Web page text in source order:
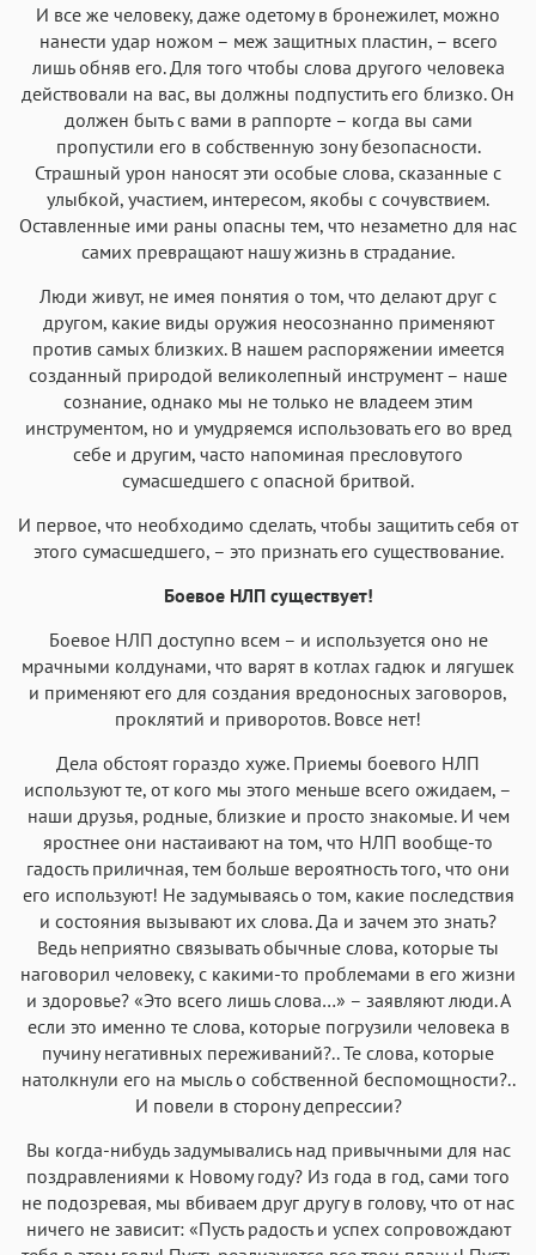
И все же человеку, даже одетому в бронежилет, можно
нанести удар ножом – меж защитных пластин, – всего
лишь обняв его. Для того чтобы слова другого человека
действовали на вас, вы должны подпустить его близко. Он
должен быть с вами в раппорте – когда вы сами
пропустили его в собственную зону безопасности.
Страшный урон наносят эти особые слова, сказанные с
улыбкой, участием, интересом, якобы с сочувствием.
Оставленные ими раны опасны тем, что незаметно для нас
самих превращают нашу жизнь в страдание.
Люди живут, не имея понятия о том, что делают друг с
другом, какие виды оружия неосознанно применяют
против самых близких. В нашем распоряжении имеется
созданный природой великолепный инструмент – наше
сознание, однако мы не только не владеем этим
инструментом, но и умудряемся использовать его во вред
себе и другим, часто напоминая пресловутого
сумасшедшего с опасной бритвой.
И первое, что необходимо сделать, чтобы защитить себя от
этого сумасшедшего, – это признать его существование.
Боевое НЛП существует!
Боевое НЛП доступно всем – и используется оно не
мрачными колдунами, что варят в котлах гадюк и лягушек
и применяют его для создания вредоносных заговоров,
проклятий и приворотов. Вовсе нет!
Дела обстоят гораздо хуже. Приемы боевого НЛП
используют те, от кого мы этого меньше всего ожидаем, –
наши друзья, родные, близкие и просто знакомые. И чем
яростнее они настаивают на том, что НЛП вообще-то
гадость приличная, тем больше вероятность того, что они
его используют! Не задумываясь о том, какие последствия
и состояния вызывают их слова. Да и зачем это знать?
Ведь неприятно связывать обычные слова, которые ты
наговорил человеку, с какими-то проблемами в его жизни
и здоровье? «Это всего лишь слова…» – заявляют люди. А
если это именно те слова, которые погрузили человека в
пучину негативных переживаний?.. Те слова, которые
натолкнули его на мысль о собственной беспомощности?..
И повели в сторону депрессии?
Вы когда-нибудь задумывались над привычными для нас
поздравлениями к Новому году? Из года в год, сами того
не подозревая, мы вбиваем друг другу в голову, что от нас
ничего не зависит: «Пусть радость и успех сопровождают